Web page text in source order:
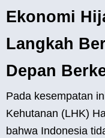
Ekonomi
Langkah
Depan
Pada kesempatan
Kehutanan (LHK)
bahwa Indonesia